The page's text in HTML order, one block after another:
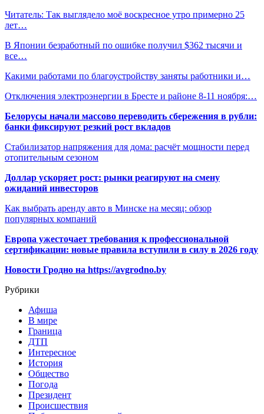
Читатель: Так выглядело моё воскресное утро примерно 25
лет…
В Японии безработный по ошибке получил $362 тысячи и
все…
Какими работами по благоустройству заняты работники и…
Отключения электроэнергии в Бресте и районе 8-11 ноября:…
Белорусы начали массово переводить сбережения в рубли:
банки фиксируют резкий рост вкладов
Стабилизатор напряжения для дома: расчёт мощности перед
отопительным сезоном
Доллар ускоряет рост: рынки реагируют на смену
ожиданий инвесторов
Как выбрать аренду авто в Минске на месяц: обзор
популярных компаний
Европа ужесточает требования к профессиональной
сертификации: новые правила вступили в силу в 2026 году
Новости Гродно на https://avgrodno.by
Рубрики
Афиша
В мире
Граница
ДТП
Интересное
История
Общество
Погода
Президент
Происшествия